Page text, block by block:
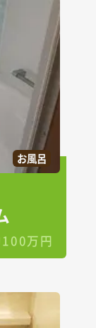
お風呂
万円